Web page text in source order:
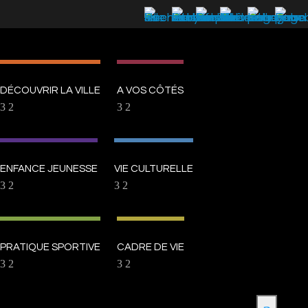
DÉCOUVRIR LA VILLE A VOS CÔTÉS
ENFANCE JEUNESSE VIE CULTURELLE
PRATIQUE SPORTIVE CADRE DE VIE